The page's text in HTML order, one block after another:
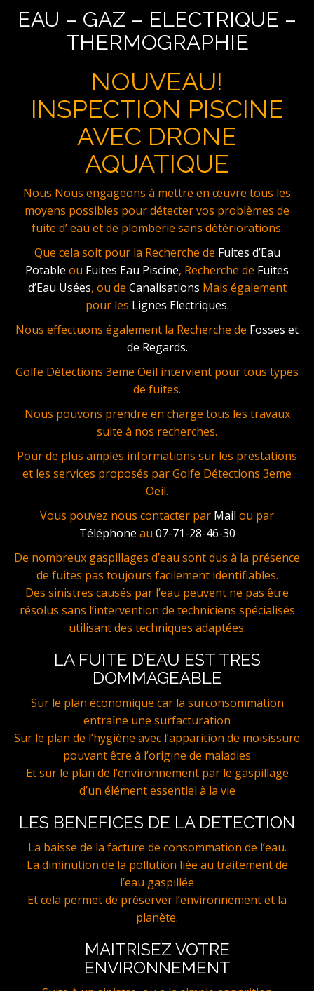
EAU – GAZ – ELECTRIQUE –
THERMOGRAPHIE
NOUVEAU!
INSPECTION PISCINE
AVEC DRONE
AQUATIQUE
Nous Nous engageons à mettre en œuvre tous les
moyens possibles pour détecter vos problèmes de
fuite d’ eau et de plomberie sans détériorations.
Que cela soit pour la Recherche de Fuites d’Eau
Potable ou Fuites Eau Piscine, Recherche de Fuites
d’Eau Usées, ou de Canalisations Mais également
pour les Lignes Electriques.
Nous effectuons également la Recherche de Fosses et
de Regards.
Golfe Détections 3eme Oeil intervient pour tous types
de fuites.
Nous pouvons prendre en charge tous les travaux
suite à nos recherches.
Pour de plus amples informations sur les prestations
et les services proposés par Golfe Détections 3eme
Oeil.
Vous pouvez nous contacter par Mail ou par
Téléphone au 07-71-28-46-30
De nombreux gaspillages d’eau sont dus à la présence
de fuites pas toujours facilement identifiables.
Des sinistres causés par l’eau peuvent ne pas être
résolus sans l’intervention de techniciens spécialisés
utilisant des techniques adaptées.
LA FUITE D’EAU EST TRES
DOMMAGEABLE
Sur le plan économique car la surconsommation
entraîne une surfacturation
Sur le plan de l’hygiène avec l’apparition de moisissure
pouvant être à l’origine de maladies
Et sur le plan de l’environnement par le gaspillage
d’un élément essentiel à la vie
LES BENEFICES DE LA DETECTION
La baisse de la facture de consommation de l’eau.
La diminution de la pollution liée au traitement de
l’eau gaspillée
Et cela permet de préserver l’environnement et la
planète.
MAITRISEZ VOTRE
ENVIRONNEMENT